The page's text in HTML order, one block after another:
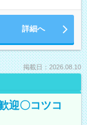
詳細へ
掲載日：2026.08.10
迎〇コツコ